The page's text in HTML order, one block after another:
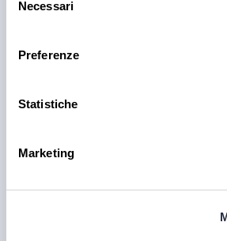
delNecessari
Preferenze
Statistiche
Marketing